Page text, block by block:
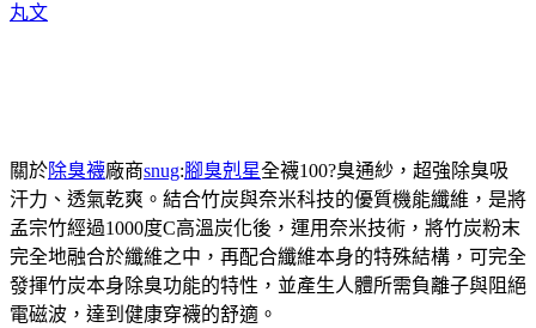
丸文
關於除臭襪廠商snug:腳臭剋星全襪100?臭通紗，超強除臭吸
汗力、透氣乾爽。結合竹炭與奈米科技的優質機能纖維，是將
孟宗竹經過1000度C高溫炭化後，運用奈米技術，將竹炭粉末
完全地融合於纖維之中，再配合纖維本身的特殊結構，可完全
發揮竹炭本身除臭功能的特性，並產生人體所需負離子與阻絕
電磁波，達到健康穿襪的舒適。